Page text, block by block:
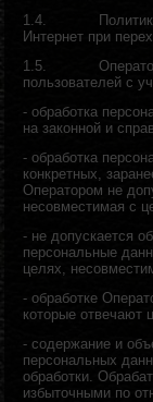
1.4.
Интернет при
1.5.
пользователей с
- обработка
на законной и
- обработка
конкретных,
Оператором не
несовместимая с
- не допускается
персональные
целях,
- обработке
которые отвечают
-содержание и
персональных
обработки.
избыточными по